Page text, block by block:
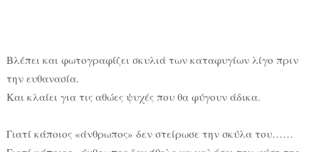
Βλέπει και φωτογραφίζει σκυλιά των καταφυγίων λίγο πριν
την ευθανασία.
Και κλαίει για τις αθώες ψυχές που θα φύγουν άδικα.
Γιατί κάποιος «άνθρωπος» δεν στείρωσε την σκύλα του……